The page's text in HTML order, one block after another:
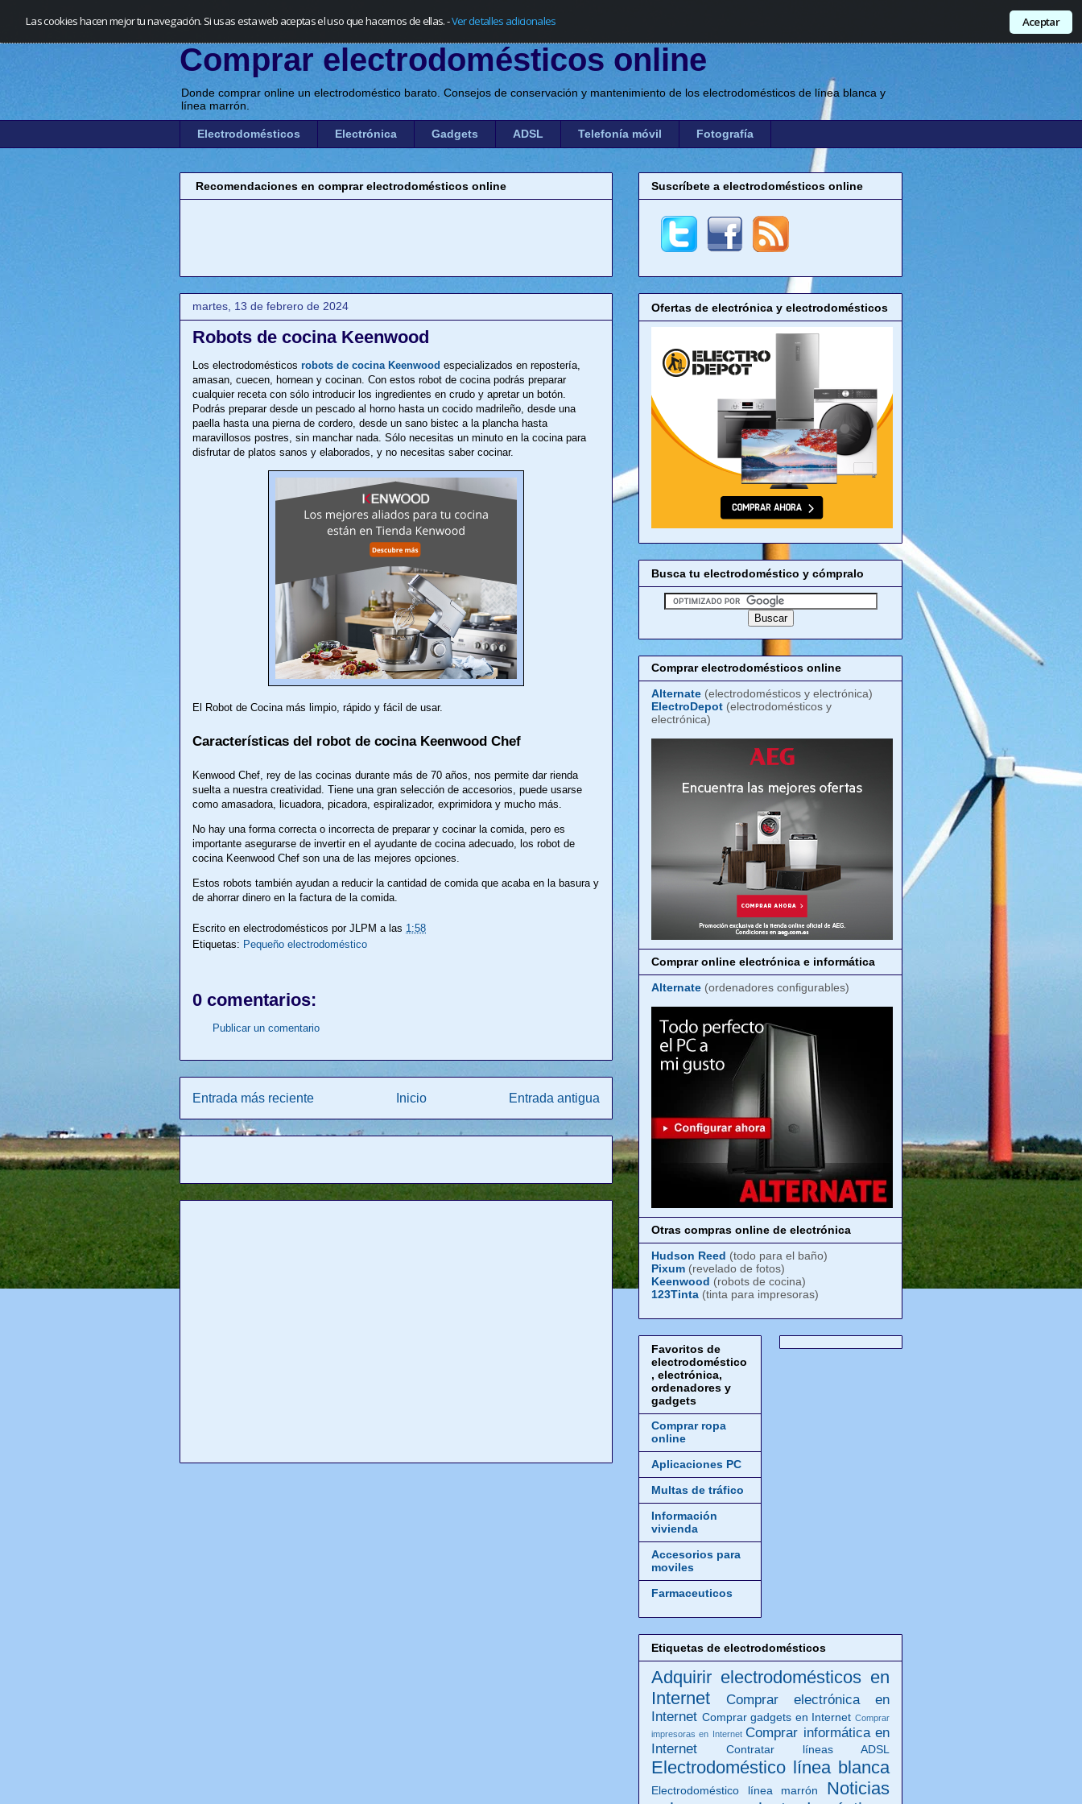
Las cookies hacen mejor tu navegación. Si usas esta web aceptas el uso que hacemos de ellas.-Ver detalles adicionales Aceptar
Comprar electrodomésticos online
Donde comprar online un electrodoméstico barato. Consejos de conservación y mantenimiento de los electrodomésticos de línea blanca y
línea marrón.
Electrodomésticos Electrónica Gadgets ADSL Telefonía móvil Fotografía
Recomendaciones en comprar electrodomésticos online
martes, 13 de febrero de 2024
Robots de cocina Keenwood
Los electrodomésticos robots de cocina Keenwood especializados en repostería,
amasan, cuecen, hornean y cocinan. Con estos robot de cocina podrás preparar
cualquier receta con sólo introducir los ingredientes en crudo y apretar un botón.
Podrás preparar desde un pescado al horno hasta un cocido madrileño, desde una
paella hasta una pierna de cordero, desde un sano bistec a la plancha hasta
maravillosos postres, sin manchar nada. Sólo necesitas un minuto en la cocina para
disfrutar de platos sanos y elaborados, y no necesitas saber cocinar.
El Robot de Cocina más limpio, rápido y fácil de usar.
Características del robot de cocina Keenwood Chef
Kenwood Chef, rey de las cocinas durante más de 70 años, nos permite dar rienda
suelta a nuestra creatividad. Tiene una gran selección de accesorios, puede usarse
como amasadora, licuadora, picadora, espiralizador, exprimidora y mucho más.
No hay una forma correcta o incorrecta de preparar y cocinar la comida, pero es
importante asegurarse de invertir en el ayudante de cocina adecuado, los robot de
cocina Keenwood Chef son una de las mejores opciones.
Estos robots también ayudan a reducir la cantidad de comida que acaba en la basura y
de ahorrar dinero en la factura de la comida.
Escrito en electrodomésticos por JLPM a las 1:58
Etiquetas: Pequeño electrodoméstico
0 comentarios:
Publicar un comentario
Entrada más reciente Entrada antigua
Inicio
Suscríbete a electrodomésticos online
Ofertas de electrónica y electrodomésticos
Busca tu electrodoméstico y cómpralo
Comprar electrodomésticos online
Alternate (electrodomésticos y electrónica)
ElectroDepot (electrodomésticos y
electrónica)
Comprar online electrónica e informática
Alternate (ordenadores configurables)
Otras compras online de electrónica
Hudson Reed (todo para el baño)
Pixum (revelado de fotos)
Keenwood (robots de cocina)
123Tinta (tinta para impresoras)
Favoritos de
electrodoméstico
, electrónica,
ordenadores y
gadgets
Comprar ropa
online
Aplicaciones PC
Multas de tráfico
Información
vivienda
Accesorios para
moviles
Farmaceuticos
Etiquetas de electrodomésticos
Adquirir electrodomésticos en
Internet
Comprar electrónica en
Internet Comprar gadgets en Internet Comprar
impresoras en Internet Comprar informática en
Internet
Contratar líneas ADSL
Electrodoméstico línea blanca
Electrodoméstico línea marrón
Noticias